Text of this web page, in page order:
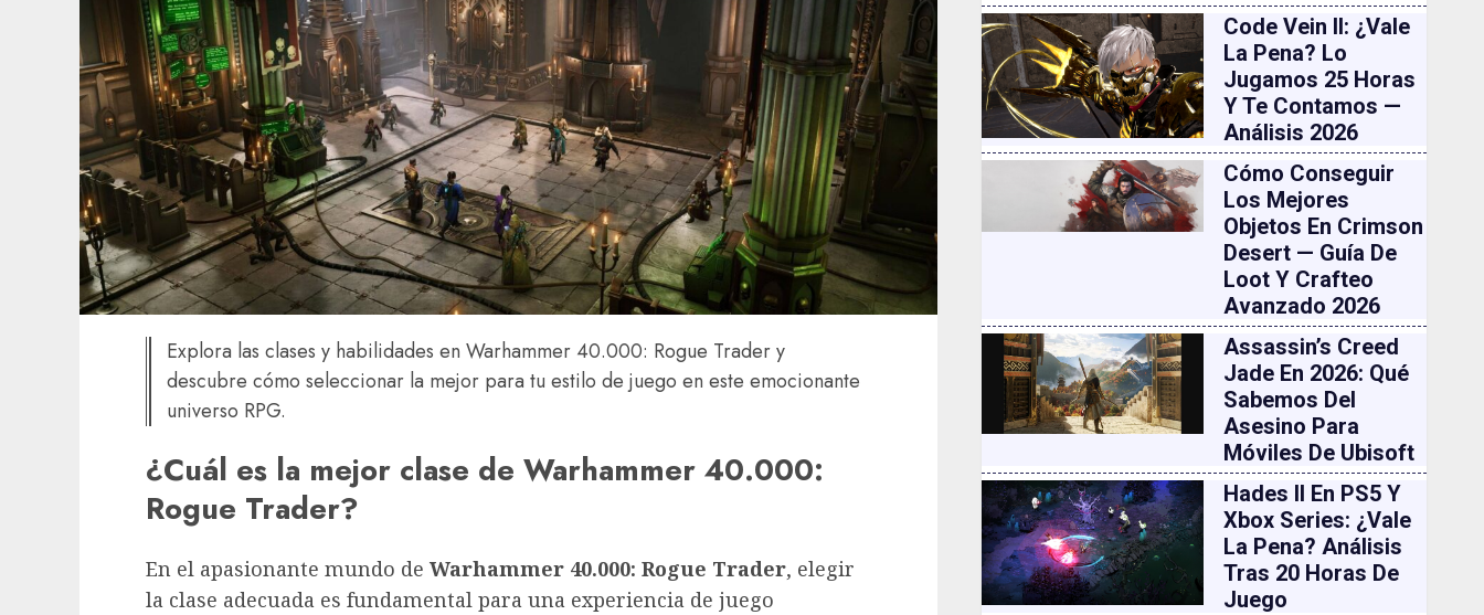
Explora las clases y habilidades en Warhammer 40.000: Rogue Trader y
descubre cómo seleccionar la mejor para tu estilo de juego en este emocionante
universo RPG.
¿Cuál es la mejor clase de Warhammer 40.000:
Rogue Trader?
En el apasionante mundo de Warhammer 40.000: Rogue Trader, elegir
la clase adecuada es fundamental para una experiencia de juego
Code Vein II: ¿vale
La Pena? Lo
Jugamos 25 Horas
Y Te Contamos —
Análisis 2026
Cómo Conseguir
Los Mejores
Objetos En Crimson
Desert — Guía De
Loot Y Crafteo
Avanzado 2026
Assassin’s Creed
Jade En 2026: Qué
Sabemos Del
Asesino Para
Móviles De Ubisoft
Hades II En PS5 Y
Xbox Series: ¿vale
La Pena? Análisis
Tras 20 Horas De
Juego